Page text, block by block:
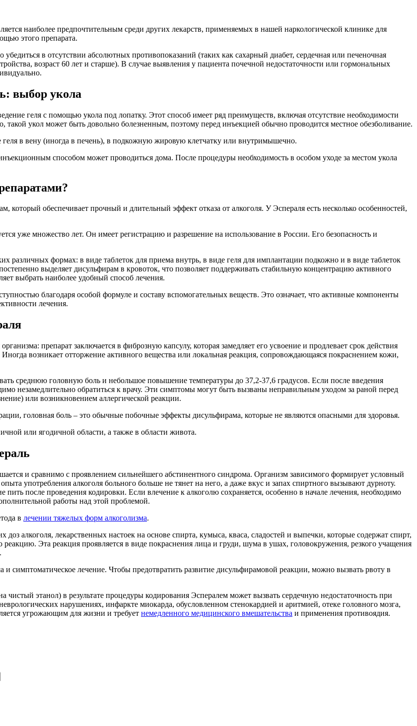
наиболее предпочтительным среди других лекарств, применяемых в нашей наркологической клинике для
этого препарата.
в отсутствии абсолютных противопоказаний (таких как сахарный диабет, сердечная или печеночная
возраст 60 лет и старше). В случае выявления у пациента почечной недостаточности или гормональных
выбор укола
геля с помощью укола под лопатку. Этот способ имеет ряд преимуществ, включая отсутствие необходимости
такой укол может быть довольно болезненным, поэтому перед инъекцией обычно проводится местное обезболивание.
геля в вену (иногда в печень), в подкожную жировую клетчатку или внутримышечно.
способом может проводиться дома. После процедуры необходимость в особом уходе за местом укола
который обеспечивает прочный и длительный эффект отказа от алкоголя. У Эспераля есть несколько особенностей,
уже множество лет. Он имеет регистрацию и разрешение на использование в России. Его безопасность и
различных формах: в виде таблеток для приема внутрь, в виде геля для имплантации подкожно и в виде таблеток
выделяет дисульфирам в кровоток, что позволяет поддерживать стабильную концентрацию активного
выбрать наиболее удобный способ лечения.
благодаря особой формуле и составу вспомогательных веществ. Это означает, что активные компоненты
лечения.
препарат заключается в фиброзную капсулу, которая замедляет его усвоение и продлевает срок действия
возникает отторжение активного вещества или локальная реакция, сопровождающаяся покраснением кожи,
среднюю головную боль и небольшое повышение температуры до 37,2-37,6 градусов. Если после введения
незамедлительно обратиться к врачу. Эти симптомы могут быть вызваны неправильным уходом за раной перед
или возникновением аллергической реакции.
головная боль – это обычные побочные эффекты дисульфирама, которые не являются опасными для здоровья.
или ягодичной области, а также в области живота.
и сравнимо с проявлением сильнейшего абстинентного синдрома. Организм зависимого формирует условный
употребления алкоголя больного больше не тянет на него, а даже вкус и запах спиртного вызывают дурноту.
после проведения кодировки. Если влечение к алкоголю сохраняется, особенно в начале лечения, необходимо
работы над этой проблемой.
в лечении тяжелых форм алкоголизма.
доз алкоголя, лекарственных настоек на основе спирта, кумыса, кваса, сладостей и выпечки, которые содержат спирт,
Эта реакция проявляется в виде покраснения лица и груди, шума в ушах, головокружения, резкого учащения
симптоматическое лечение. Чтобы предотвратить развитие дисульфирамовой реакции, можно вызвать рвоту в
этанол) в результате процедуры кодирования Эспералем может вызвать сердечную недостаточность при
нарушениях, инфаркте миокарда, обусловленном стенокардией и аритмией, отеке головного мозга,
угрожающим для жизни и требует немедленного медицинского вмешательства и применения противоядия.